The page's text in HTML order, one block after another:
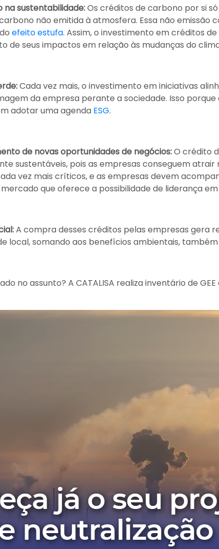
sustentabilidade:Os créditos de carbono por si
não emitida à atmosfera. Essa não
efeito estufa. Assim, o investimento em créditos
de seus impactos em relação às mudanças do
Cada vez mais, o investimento em iniciativas
da empresa perante a sociedade. Isso
adotar uma agenda ESG.
de novas oportunidades de negócios:O crédito
sustentáveis, pois as empresas conseguem
vez mais críticos, e as empresas devem
que oferece a possibilidade de liderança
A compra desses créditos pelas empresas gera
local, somando aos benefícios ambientais, também
no assunto? A CATALISA realiza inventário de